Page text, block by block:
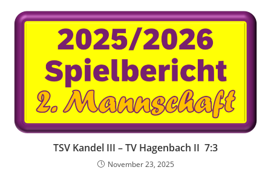
TSV Kandel III – TV Hagenbach II 7:3
November 23, 2025